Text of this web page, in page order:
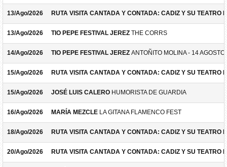
13/Ago/2026 RUTA VISITA CANTADA Y CONTADA: CADIZ Y SU TEATRO
13/Ago/2026 TIO PEPE FESTIVAL JEREZ THE CORRS
14/Ago/2026 TIO PEPE FESTIVAL JEREZ ANTOÑITO MOLINA - 14 AGOSTO
15/Ago/2026 RUTA VISITA CANTADA Y CONTADA: CADIZ Y SU TEATRO
15/Ago/2026 JOSÉ LUIS CALERO HUMORISTA DE GUARDIA
16/Ago/2026 MARÍA MEZCLE LA GITANA FLAMENCO FEST
18/Ago/2026 RUTA VISITA CANTADA Y CONTADA: CADIZ Y SU TEATRO
20/Ago/2026 RUTA VISITA CANTADA Y CONTADA: CADIZ Y SU TEATRO